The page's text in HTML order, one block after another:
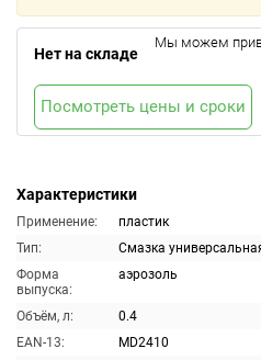
Характеристики
Применение:
пластик
Тип:
Смазка
Форма
выпуска:
аэрозоль
Объём, л:
0.4
EAN-13:
MD2410
Нет на складе
Мы можем
Посмотреть цены и сроки